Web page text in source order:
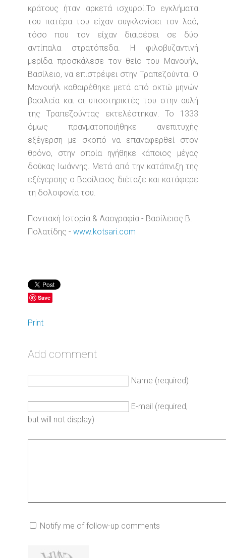
κράτους ήταν αρκετά ισχυροί.Το εγκλήματα
του πατέρα του είχαν συγκλονίσει τον λαό,
τόσο που τον είχαν διαιρέσει σε δύο
αντίπαλα στρατόπεδα. Η φιλοβυζαντινή
μερίδα προσκάλεσε τον θείο του Μανουήλ,
Βασίλειο, να επιστρέψει στην Τραπεζούντα. Ο
Μανουήλ καθαιρέθηκε μετά από οκτώ μηνών
βασιλεία και οι υποστηρικτές του στην αυλή
της Τραπεζούντας εκτελέστηκαν. Το 1333
όμως πραγματοποιήθηκε ανεπιτυχής
εξέγερση με σκοπό να επαναφερθεί στον
θρόνο, στην οποία ηγήθηκε κάποιος μέγας
δούκας Ιωάννης. Μετά από την κατάπνιξη της
εξέγερσης ο Βασίλειος διέταξε και κατάφερε
τη δολοφονία του.
Ποντιακή Ιστορία & Λαογραφία - Βασίλειος Β.
Πολατίδης - www.kotsari.com
Save
Print
Add comment
Name (required)
E-mail (required,
but will not display)
Notify me of follow-up comments